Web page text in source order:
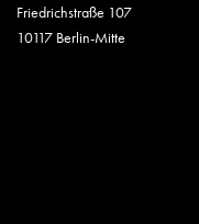
Friedrichstraße 107
10117 Berlin-Mitte